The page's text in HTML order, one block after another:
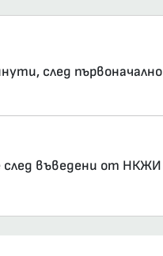
след първоначално
след въведени от НКЖИ